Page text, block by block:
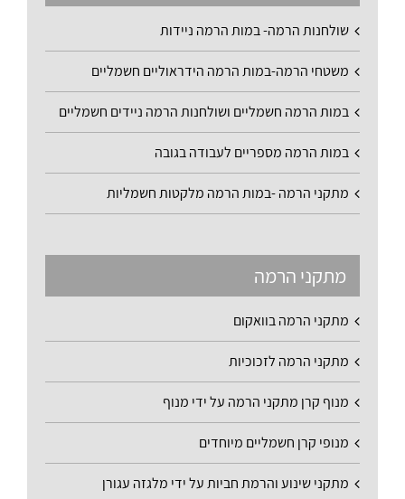
שולחנות הרמה- במות הרמה ניידות
משטחי הרמה-במות הרמה הידראוליים חשמליים
במות הרמה חשמליים ושולחנות הרמה ניידים חשמליים
במות הרמה מספריים לעבודה בגובה
מתקני הרמה -במות הרמה מלקטות חשמליות
מתקני הרמה
מתקני הרמה בוואקום
מתקני הרמה לזכוכיות
מנוף קרן מתקני הרמה על ידי מנוף
מנופי קרן חשמליים מיוחדים
מתקני שינוע והרמת חביות על ידי מלגזה עגורן